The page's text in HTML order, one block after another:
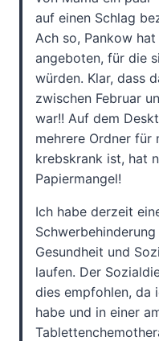
auf einen Schlag
Ach so, Pankow
angeboten, für die
würden. Klar, dass
zwischen Februar
war!! Auf dem
mehrere Ordner für
krebskrank ist, hat
Papiermangel!
Ich habe derzeit
Gesundheit und
laufen. Der
dies empfohlen, da
habe und in einer